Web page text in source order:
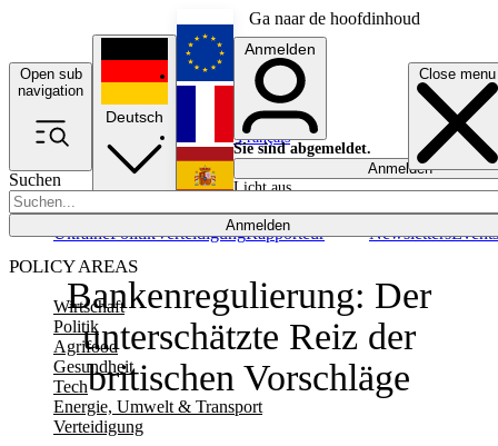
Ga naar de hoofdinhoud
Open sub
navigation
Close menu
Suchen
Anmelden
POLICY AREAS
Wirtschaft
Politik
Agrifood
Gesundheit
Tech
Energie, Umwelt & Transport
Verteidigung
UkrainePolitikVerteidigungRapporteur NewslettersEvents
Deutsch
English
Français
Anmelden
Sie sind abgemeldet.
Anmelden
Licht aus
Bankenregulierung: Der
unterschätzte Reiz der
britischen Vorschläge